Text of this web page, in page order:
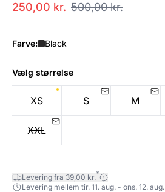
250,00 kr. 500,00 kr.
Farve: Black
Vælg størrelse
XS S M
XXL
Levering fra 39,00 kr.*
Levering mellem tir. 11. aug. - ons. 12. aug.